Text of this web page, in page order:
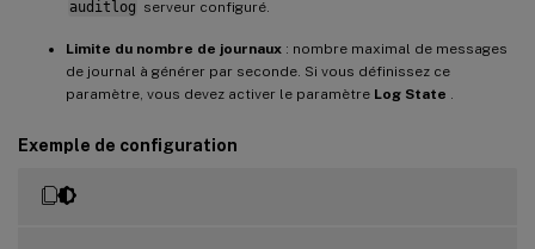
auditlog serveur configuré.
Limite du nombre de journaux : nombre maximal de messages
de journal à générer par seconde. Si vous définissez ce
paramètre, vous devez activer le paramètre Log State
Exemple de configuration